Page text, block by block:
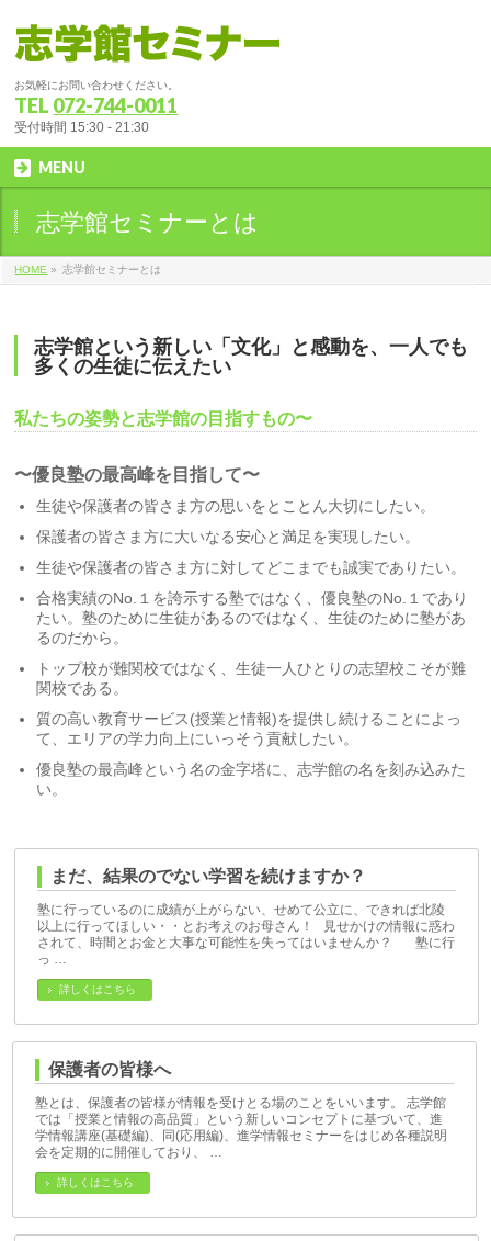
お気軽にお問い合わせください。
TEL 072-744-0011
受付時間 15:30 - 21:30
MENU
志学館セミナーとは
HOME » 志学館セミナーとは
志学館という新しい「文化」と感動を、一人でも
多くの生徒に伝えたい
私たちの姿勢と志学館の目指すもの〜
〜優良塾の最高峰を目指して〜
生徒や保護者の皆さま方の思いをとことん大切にしたい。
保護者の皆さま方に大いなる安心と満足を実現したい。
生徒や保護者の皆さま方に対してどこまでも誠実でありたい。
合格実績のNo.１を誇示する塾ではなく、優良塾のNo.１であり
たい。塾のために生徒があるのではなく、生徒のために塾があ
るのだから。
トップ校が難関校ではなく、生徒一人ひとりの志望校こそが難
関校である。
質の高い教育サービス(授業と情報)を提供し続けることによっ
て、エリアの学力向上にいっそう貢献したい。
優良塾の最高峰という名の金字塔に、志学館の名を刻み込みた
い。
まだ、結果のでない学習を続けますか？
塾に行っているのに成績が上がらない、せめて公立に、できれば北陵
以上に行ってほしい・・とお考えのお母さん！ 見せかけの情報に惑わ
されて、時間とお金と大事な可能性を失ってはいませんか？ 塾に行
っ …
詳しくはこちら
保護者の皆様へ
塾とは、保護者の皆様が情報を受けとる場のことをいいます。 志学館
では「授業と情報の高品質」という新しいコンセプトに基づいて、進
学情報講座(基礎編)、同(応用編)、進学情報セミナーをはじめ各種説明
会を定期的に開催しており、 …
詳しくはこちら